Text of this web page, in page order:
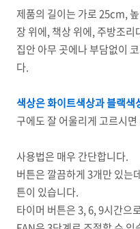
제품의 길이는 가로 25cm,
장 위에, 책상 위에, 주방조리
집안 아무 곳에나 부담없이
다.
색상은 화이트색상과 블랙색
구에도 잘 어울리게 고르시
사용법은 매우 간단합니다.
버튼은 깔끔하게 3개만 있는
튼이 있습니다.
타이머 버튼은 3, 6, 9시간으